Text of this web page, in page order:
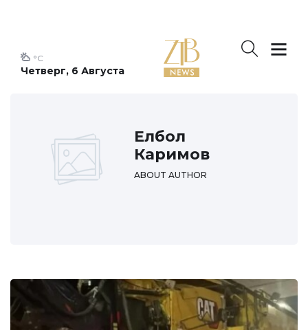
Четверг, 6 Августа
°C
Елбол
Каримов
ABOUT AUTHOR